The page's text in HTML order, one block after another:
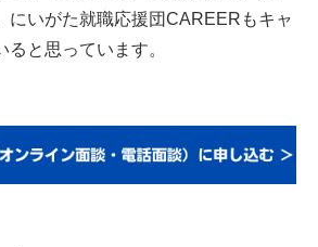
にいがた就職応援団CAREERもキャ
と思っています。